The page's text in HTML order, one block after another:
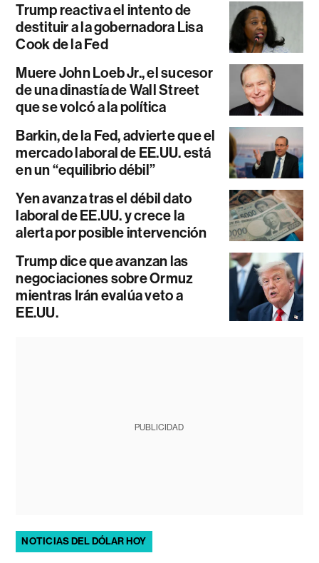
Trump reactiva el intento de
destituir a la gobernadora Lisa
Cook de la Fed
Muere John Loeb Jr., el sucesor
de una dinastía de Wall Street
que se volcó a la política
Barkin, de la Fed, advierte que el
mercado laboral de EE.UU. está
en un “equilibrio débil”
Yen avanza tras el débil dato
laboral de EE.UU. y crece la
alerta por posible intervención
Trump dice que avanzan las
negociaciones sobre Ormuz
mientras Irán evalúa veto a
EE.UU.
PUBLICIDAD
NOTICIAS DEL DÓLAR HOY